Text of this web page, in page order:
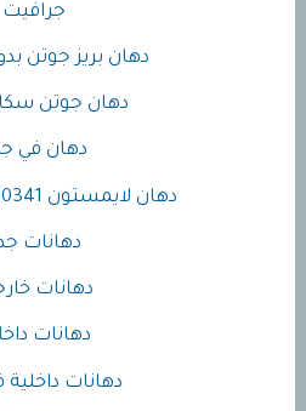
جرافيت
دهان بريز جوتن
دهان جوتن
دهان في
دهان لايمستون 10341بدونً تخفيف
دهانات
دهانات
دهانات
دهانات